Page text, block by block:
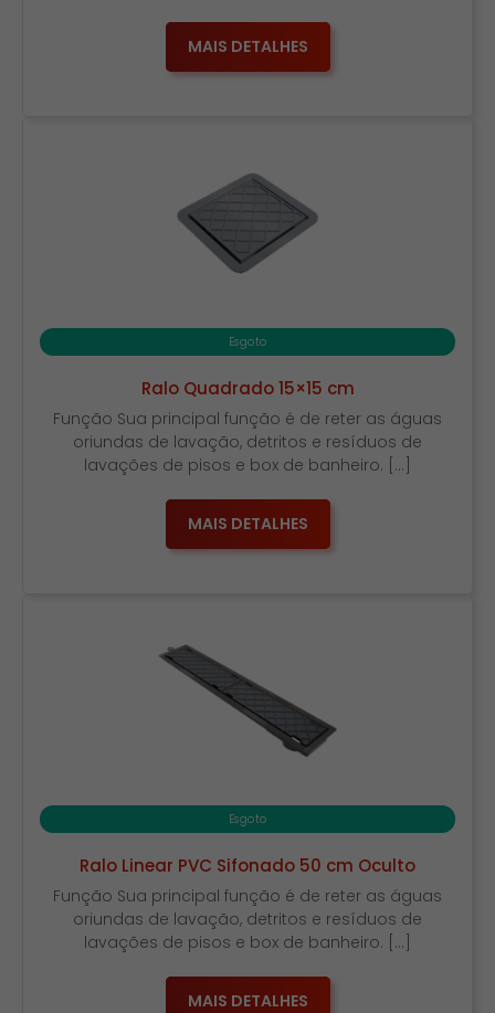
MAIS DETALHES
Esgoto
Ralo Quadrado 15×15 cm
Função Sua principal função é de reter as águas
oriundas de lavação, detritos e resíduos de
lavações de pisos e box de banheiro. […]
MAIS DETALHES
Esgoto
Ralo Linear PVC Sifonado 50 cm Oculto
Função Sua principal função é de reter as águas
oriundas de lavação, detritos e resíduos de
lavações de pisos e box de banheiro. […]
MAIS DETALHES